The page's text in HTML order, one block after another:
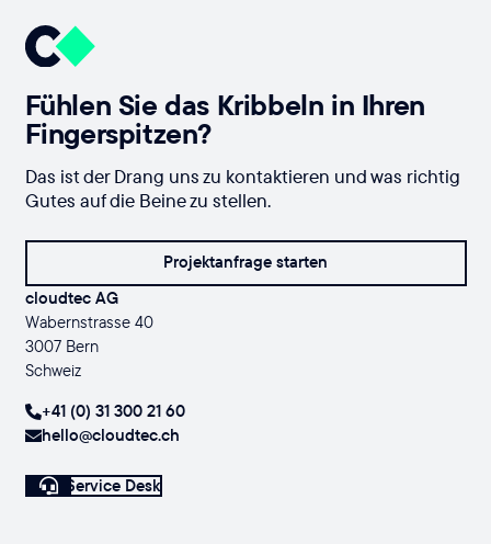
Fühlen Sie das Kribbeln in Ihren
Fingerspitzen?
Das ist der Drang uns zu kontaktieren und was richtig
Gutes auf die Beine zu stellen.
Projektanfrage starten
cloudtec AG
Wabernstrasse 40
3007 Bern
Schweiz
+41 (0) 31 300 21 60
hello@cloudtec.ch
Service Desk